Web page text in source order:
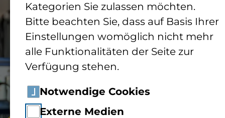
Kategorien Sie zulassen möchten.
Bitte beachten Sie, dass auf Basis Ihrer
Einstellungen womöglich nicht mehr
alle Funktionalitäten der Seite zur
Verfügung stehen.
Notwendige Cookies
Externe Medien